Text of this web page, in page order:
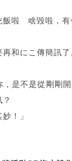
飯啦 啥毀啦，有
和にこ傳簡訊了
，是不是從剛剛
」